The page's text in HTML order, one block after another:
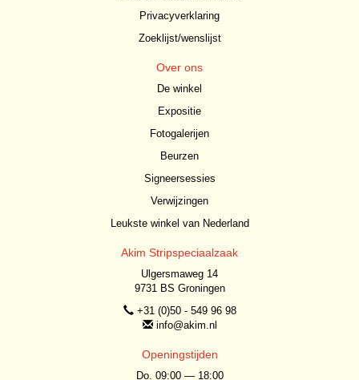
Privacyverklaring
Zoeklijst/wenslijst
Over ons
De winkel
Expositie
Fotogalerijen
Beurzen
Signeersessies
Verwijzingen
Leukste winkel van Nederland
Akim Stripspeciaalzaak
Ulgersmaweg 14
9731 BS Groningen
+31 (0)50 - 549 96 98
info@akim.nl
Openingstijden
Do. 09:00 — 18:00